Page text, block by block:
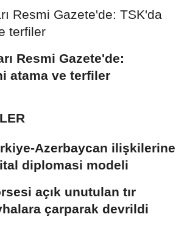
Resmi Gazete'de:
atama ve terfiler
Azerbaycan ilişkilerine
diplomasi modeli
açık unutulan tır
çarparak devrildi